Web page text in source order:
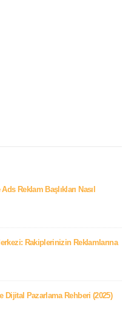
Reklam Başlıkları Nasıl
Rakiplerinizin Reklamlarına
Dijital Pazarlama Rehberi (2025)